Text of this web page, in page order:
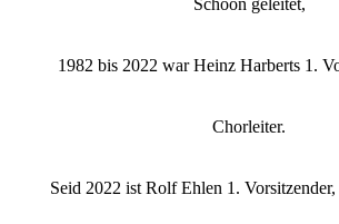
Schoon geleitet,
1982 bis 2022 war Heinz Harberts 1.
Chorleiter.
Seid 2022 ist Rolf Ehlen 1.